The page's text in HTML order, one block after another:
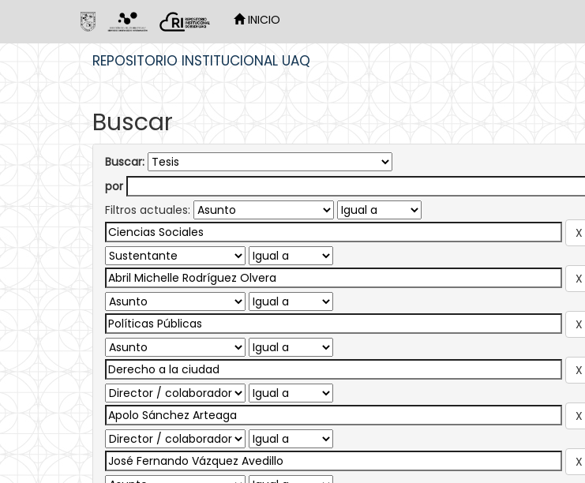
INICIO
REPOSITORIO INSTITUCIONAL UAQ
Buscar
Buscar:
por
Filtros actuales: